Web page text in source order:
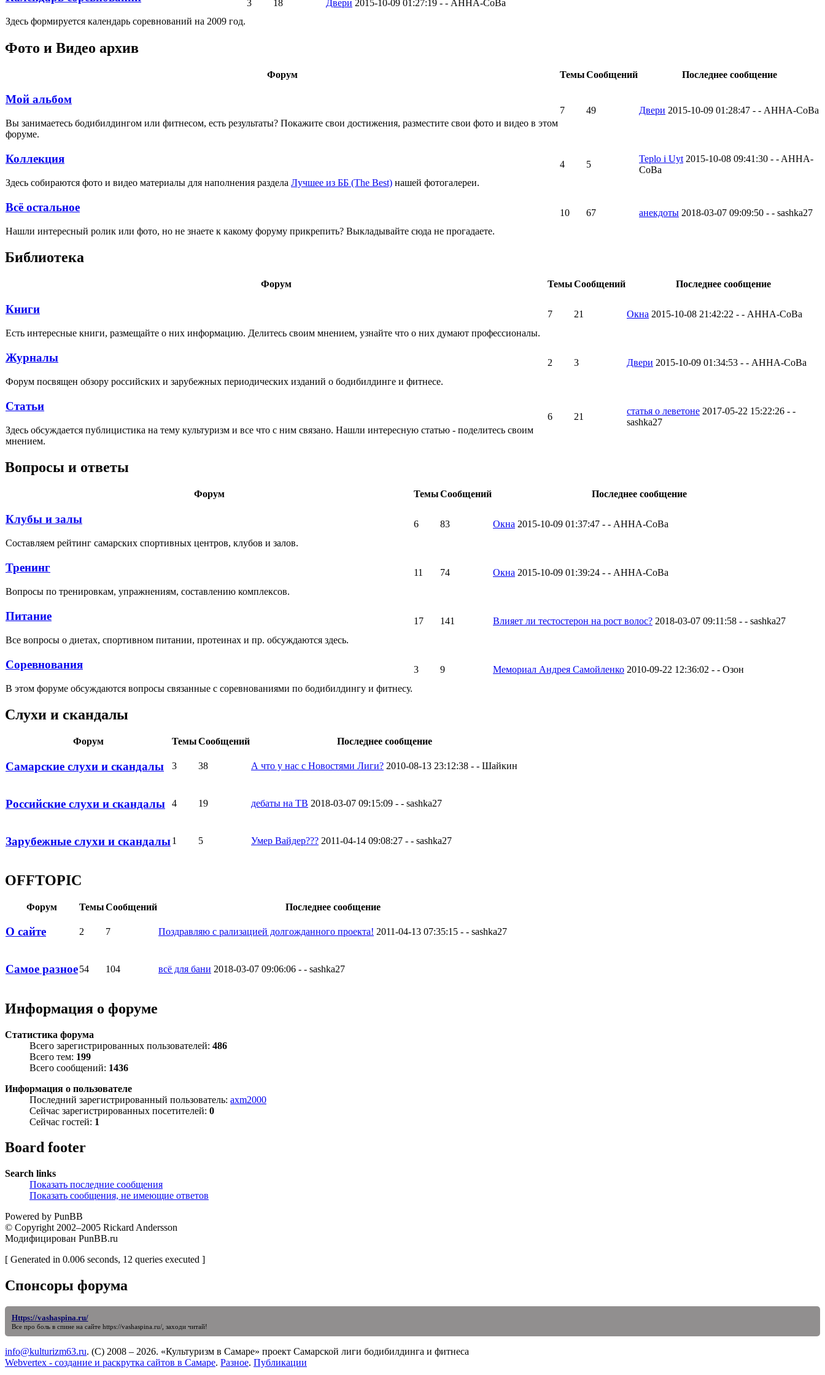
Здесь формируется календарь соревнований на 2009 год.
3 18 Двери 2015-10-09 01:27:19 - - AHHA-CoBa
Фото и Видео архив
Форум ТемыСообщений Последнее сообщение
Мой альбом
Вы занимаетесь бодибилдингом или фитнесом, есть результаты? Покажите свои достижения, разместите свои фото и видео в этом
форуме.
7 49 Двери 2015-10-09 01:28:47 - - AHHA-CoBa
Коллекция
Здесь собираются фото и видео материалы для наполнения раздела Лучшее из ББ (The Best) нашей фотогалереи.
4 5
Teplo i Uyt 2015-10-08 09:41:30 - - AHHA-
CoBa
Всё остальное
Нашли интересный ролик или фото, но не знаете к какому форуму прикрепить? Выкладывайте сюда не прогадаете.
10 67 анекдоты 2018-03-07 09:09:50 - - sashka27
Библиотека
Форум ТемыСообщений Последнее сообщение
Книги
Есть интересные книги, размещайте о них информацию. Делитесь своим мнением, узнайте что о них думают профессионалы.
7 21 Окна 2015-10-08 21:42:22 - - AHHA-CoBa
Журналы
Форум посвящен обзору российских и зарубежных периодических изданий о бодибилдинге и фитнесе.
2 3 Двери 2015-10-09 01:34:53 - - AHHA-CoBa
Статьи
Здесь обсуждается публицистика на тему культуризм и все что с ним связано. Нашли интересную статью - поделитесь своим
мнением.
6 21
статья о леветоне 2017-05-22 15:22:26 - -
sashka27
Вопросы и ответы
Форум ТемыСообщений Последнее сообщение
Клубы и залы
Составляем рейтинг самарских спортивных центров, клубов и залов.
6 83 Окна 2015-10-09 01:37:47 - - AHHA-CoBa
Тренинг
Вопросы по тренировкам, упражнениям, составлению комплексов.
11 74 Окна 2015-10-09 01:39:24 - - AHHA-CoBa
Питание
Все вопросы о диетах, спортивном питании, протеинах и пр. обсуждаются здесь.
17 141 Влияет ли тестостерон на рост волос? 2018-03-07 09:11:58 - - sashka27
Соревнования
В этом форуме обсуждаются вопросы связанные с соревнованиями по бодибилдингу и фитнесу.
3 9 Мемориал Андрея Самойленко 2010-09-22 12:36:02 - - Озон
Слухи и скандалы
Форум ТемыСообщений Последнее сообщение
Самарские слухи и скандалы 3 38 А что у нас с Новостями Лиги? 2010-08-13 23:12:38 - - Шайкин
Российские слухи и скандалы 4 19 дебаты на ТВ 2018-03-07 09:15:09 - - sashka27
Зарубежные слухи и скандалы1 5 Умер Вайдер??? 2011-04-14 09:08:27 - - sashka27
OFFTOPIC
Форум ТемыСообщений Последнее сообщение
О сайте 2 7 Поздравляю с рализацией долгожданного проекта! 2011-04-13 07:35:15 - - sashka27
Самое разное54 104 всё для бани 2018-03-07 09:06:06 - - sashka27
Информация о форуме
Статистика форума
Всего зарегистрированных пользователей: 486
Всего тем: 199
Всего сообщений: 1436
Информация о пользователе
Последний зарегистрированный пользователь: axm2000
Сейчас зарегистрированных посетителей: 0
Сейчас гостей: 1
Board footer
Search links
Показать последние сообщения
Показать сообщения, не имеющие ответов
Powered by PunBB
© Copyright 2002–2005 Rickard Andersson
Модифицирован PunBB.ru
[ Generated in 0.006 seconds, 12 queries executed ]
Спонсоры форума
Https://vashaspina.ru/
Все про боль в спине на сайте https://vashaspina.ru/, заходи читай!
info@kulturizm63.ru. (C) 2008 – 2026. «Культуризм в Самаре» проект Самарской лиги бодибилдинга и фитнеса
Webvertex - создание и раскрутка сайтов в Самаре. Разное. Публикации